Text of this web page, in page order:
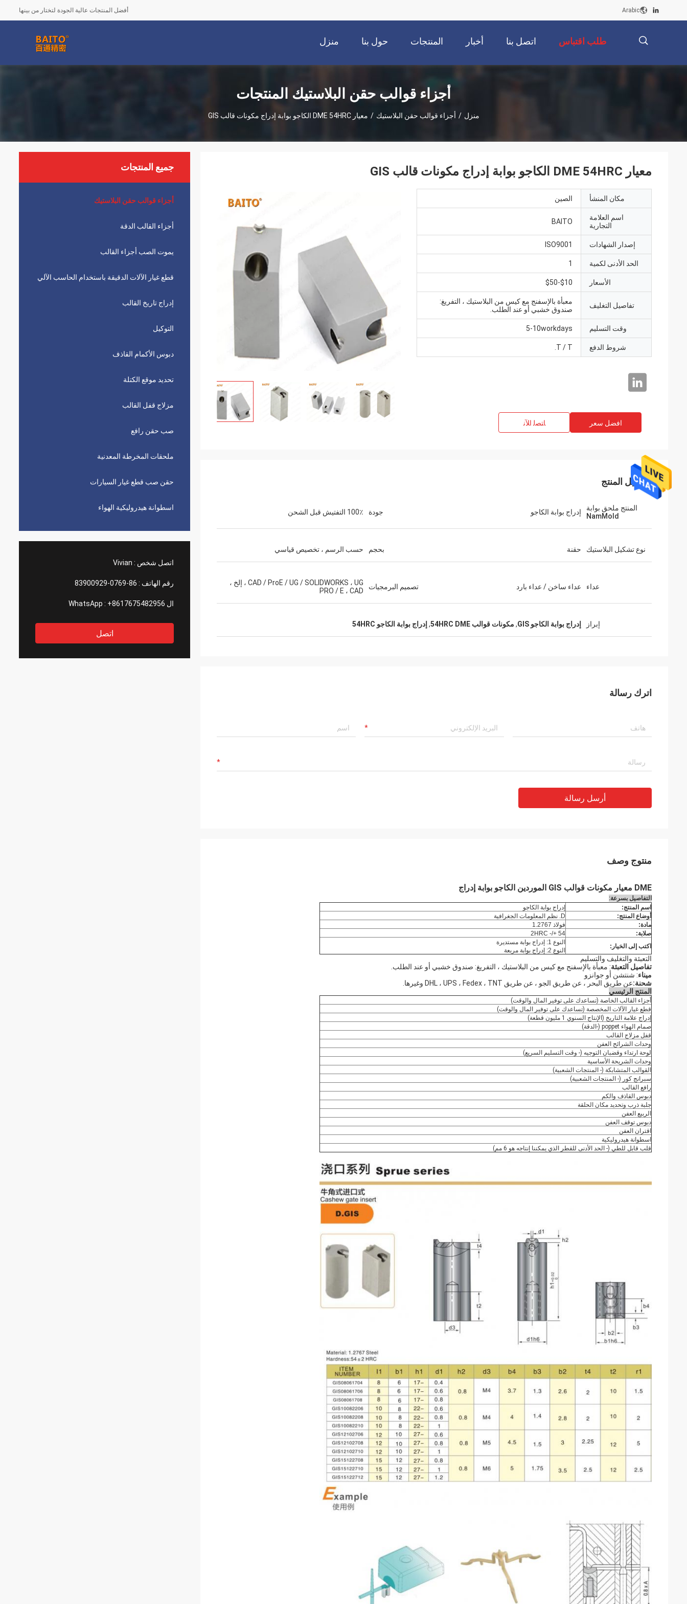
أفضل المنتجات عالية الجودة لتختار من بينها Arabic
منزل حول بنا المنتجات أخبار اتصل بنا طلب اقتباس
أجزاء قوالب حقن البلاستيك المنتجات
منزل / أجزاء قوالب حقن البلاستيك / معيار DME 54HRC الكاجو بوابة إدراج مكونات قالب GIS
جميع المنتجات
أجزاء قوالب حقن البلاستيك
أجزاء القالب الدقة
يموت الصب أجزاء القالب
قطع غيار الآلات الدقيقة باستخدام الحاسب الآلي
إدراج تاريخ القالب
التوكيل
دبوس الأكمام القاذف
تحديد موقع الكتلة
مزلاج قفل القالب
صب حقن رافع
ملحقات المخرطة المعدنية
حقن صب قطع غيار السيارات
اسطوانة هيدروليكية الهواء
اتصل شخص : Vivian
رقم الهاتف : 86-0769-83900929
ال WhatsApp : +8617675482956
اتصل
معيار DME 54HRC الكاجو بوابة إدراج مكونات قالب GIS
مكان المنشأ الصين
اسم العلامة
التجارية
BAITO
إصدار الشهادات ISO9001
الحد الأدنى لكمية 1
الأسعار $10-$50
تفاصيل التغليف
معبأة بالإسفنج مع كيس من البلاستيك ، التفريغ:
صندوق خشبي أو عند الطلب.
وقت التسليم 5-10workdays
شروط الدفع T / T.
افضل سعر ﺎﺘﺼﻟ ﺍﻶﻧ
تفاصيل المنتج
المنتج ملحق بوابة
NamMold
إدراج بوابة الكاجو جودة 100٪ التفتيش قبل الشحن
نوع تشكيل البلاستيك حقنة بحجم حسب الرسم ، تخصيص قياسي
عداء عداء ساخن / عداء بارد تصميم البرمجيات
CAD / ProE / UG / SOLIDWORKS ، UG ، إلخ ،
PRO / E ، CAD
إبراز إدراج بوابة الكاجو GIS , مكونات قوالب 54HRC DME , إدراج بوابة الكاجو 54HRC
اترك رسالة
أرسل رسالة
منتوج وصف
DME معيار مكونات قوالب GIS الموردين الكاجو بوابة إدراج
التفاصيل بسرعة:
اسم المنتج:
إدراج بوابة الكاجو
أوضاع المنتج:
D. نظم المعلومات الجغرافية
مادة:
فولاذ 1.2767
صلابة:
54 +/- 2HRC
اكتب إلى الخيار:
النوع 1: إدراج بوابة مستديرة
النوع 2: إدراج بوابة مربعة
التعبئة والتغليف والتسليم
تفاصيل التعبئة: معبأة بالإسفنج مع كيس من البلاستيك ، التفريغ: صندوق خشبي أو عند الطلب.
ميناء: شنتشن أو جوانزو
شحنة:عن طريق البحر ، عن طريق الجو ، عن طريق DHL ، UPS ، Fedex ، TNT وغيرها.
المنتج الرئيسي
أجزاء القالب الخاصة (تساعدك على توفير المال والوقت)
قطع غيار الآلات المخصصة (تساعدك على توفير المال والوقت)
إدراج علامة التاريخ (الإنتاج السنوي 1 مليون قطعة)
صمام الهواء poppet (-الدقة)
قفل مزلاج القالب
وحدات الشرائح العفن
لوحة ارتداء وقضبان التوجيه (- وقت التسليم السريع)
وحدات الشريحة الأساسية
القوالب المتشابكة (- المنتجات الشعبية)
سبرانج كور (- المنتجات الشعبية)
رافع القالب
دبوس القاذف والكم
جلبة ذرب وتحديد مكان الحلقة
الربيع العفن
دبوس توقف العفن
اقتران العفن
اسطوانة هيدروليكية
قلب قابل للطي (- الحد الأدنى للقطر الذي يمكننا إنتاجه هو 6 مم)